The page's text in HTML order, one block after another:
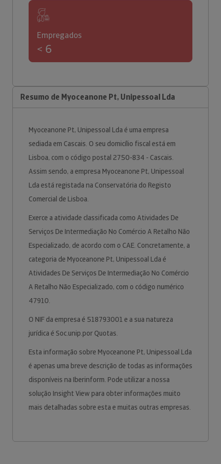
Empregados
< 6
Resumo de Myoceanone Pt, Unipessoal Lda
Myoceanone Pt, Unipessoal Lda é uma empresa
sediada em Cascais. O seu domicílio fiscal está em
Lisboa, com o código postal 2750-834 - Cascais.
Assim sendo, a empresa Myoceanone Pt, Unipessoal
Lda está registada na Conservatória do Registo
Comercial de Lisboa.
Exerce a atividade classificada como Atividades De
Serviços De Intermediação No Comércio A Retalho Não
Especializado, de acordo com o CAE. Concretamente, a
categoria de Myoceanone Pt, Unipessoal Lda é
Atividades De Serviços De Intermediação No Comércio
A Retalho Não Especializado, com o código numérico
47910.
O NIF da empresa é 518793001 e a sua natureza
jurídica é Soc.unip.por Quotas.
Esta informação sobre Myoceanone Pt, Unipessoal Lda
é apenas uma breve descrição de todas as informações
disponíveis na Iberinform. Pode utilizar a nossa
solução Insight View para obter informações muito
mais detalhadas sobre esta e muitas outras empresas.